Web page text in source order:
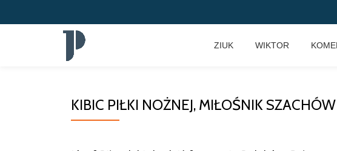
ZIUK WIKTOR
KIBIC PIŁKI NOŻNEJ, MIŁOŚNIK SZACHÓW